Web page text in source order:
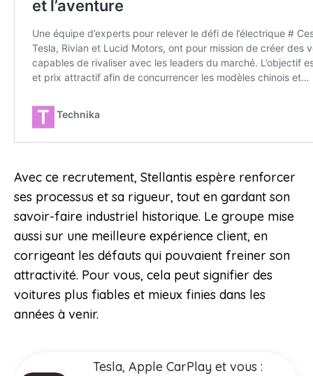
Avec ce recrutement, Stellantis espère renforcer
ses processus et sa rigueur, tout en gardant son
savoir-faire industriel historique. Le groupe mise
aussi sur une meilleure expérience client, en
corrigeant les défauts qui pouvaient freiner son
attractivité. Pour vous, cela peut signifier des
voitures plus fiables et mieux finies dans les
années à venir.
Tesla, Apple CarPlay et vous :